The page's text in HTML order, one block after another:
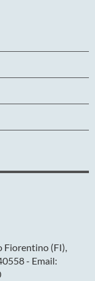
Fiorentino (FI),
- Email: